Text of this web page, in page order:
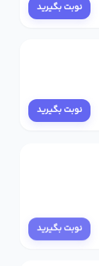
نوبت بگیرید
نوبت بگیرید
نوبت بگیرید